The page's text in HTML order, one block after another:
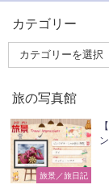
カテゴリー
旅の写真館
旅景／旅日記